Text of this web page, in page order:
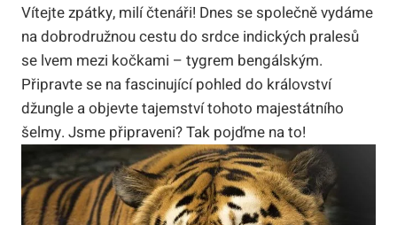
Vítejte zpátky, milí čtenáři! Dnes se společně vydáme
na dobrodružnou cestu do srdce indických pralesů
se lvem mezi kočkami – tygrem bengálským.
Připravte se na fascinující pohled do království
džungle a objevte tajemství tohoto majestátního
šelmy. Jsme připraveni? Tak pojďme na to!